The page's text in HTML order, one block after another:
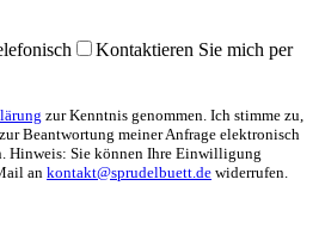
Kontaktieren Sie mich per
zur Kenntnis genommen. Ich stimme zu,
Beantwortung meiner Anfrage elektronisch
Hinweis: Sie können Ihre Einwilligung
an kontakt@sprudelbuett.de widerrufen.